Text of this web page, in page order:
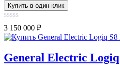
Купить в один клик
0
out
of
3 150 000 ₽
General Electric